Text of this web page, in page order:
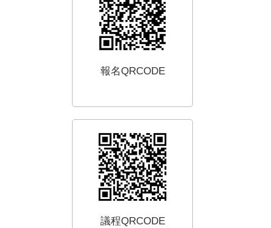
報名QRCODE
議程QRCODE